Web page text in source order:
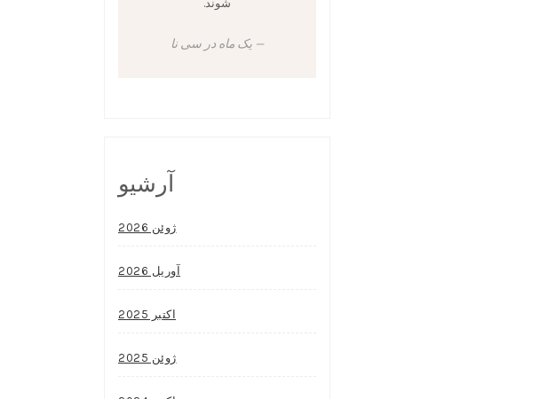
شوند.
یک ماه در سی نا
آرشیو
ژوئن 2026
آوریل 2026
اکتبر 2025
ژوئن 2025